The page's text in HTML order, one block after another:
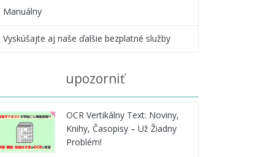
Manuálny
Vyskúšajte aj naše ďalšie bezplatné služby
upozorniť
OCR Vertikálny Text: Noviny,
Knihy, Časopisy – Už Žiadny
Problém!